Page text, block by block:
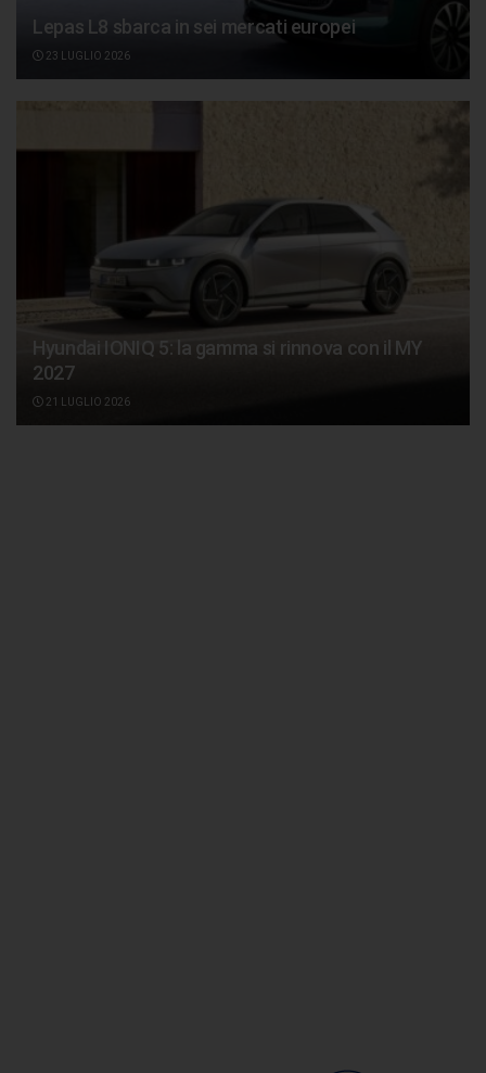
Lepas L8 sbarca in sei mercati europei
23 LUGLIO 2026
Hyundai IONIQ 5: la gamma si rinnova con il MY
2027
21 LUGLIO 2026